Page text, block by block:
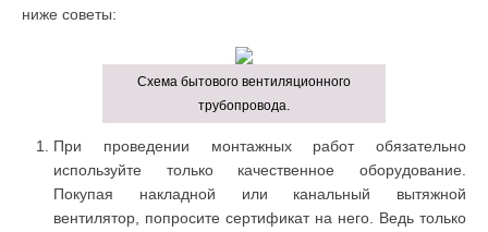
ниже советы:
Схема бытового вентиляционного
трубопровода.
При проведении монтажных работ обязательно
используйте только качественное оборудование.
Покупая накладной или канальный вытяжной
вентилятор, попросите сертификат на него. Ведь только